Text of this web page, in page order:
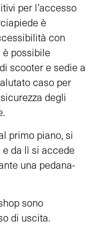
per l’accesso
è
con
possibile
scooter e sedie a
caso per
degli
primo piano, si
da lì si accede
una pedana-
sono
di uscita.